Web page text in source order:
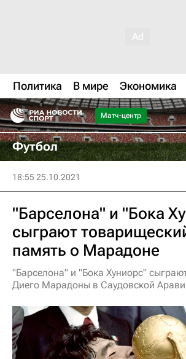
Политика В мире Экономика
Матч-центр
Футбол
18:55 25.10.2021
"Барселона" и "Бока
сыграют
память о Марадоне
"Барселона" и "Бока Хуниорс"
Диего Марадоны в Саудовской